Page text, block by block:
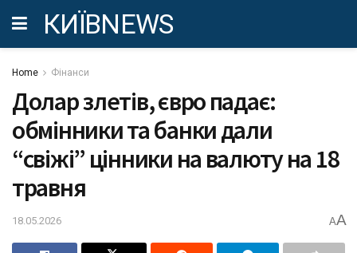
КИЇВNEWS
Home Фінанси
Долар злетів, євро падає:
обмінники та банки дали
“свіжі” цінники на валюту на 18
травня
18.05.2026 AA